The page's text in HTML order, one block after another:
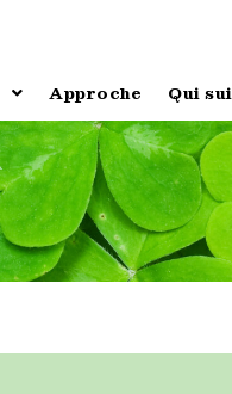
Approche Qui